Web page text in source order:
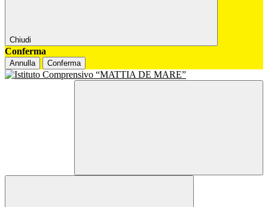
Chiudi
Conferma
Annulla Conferma